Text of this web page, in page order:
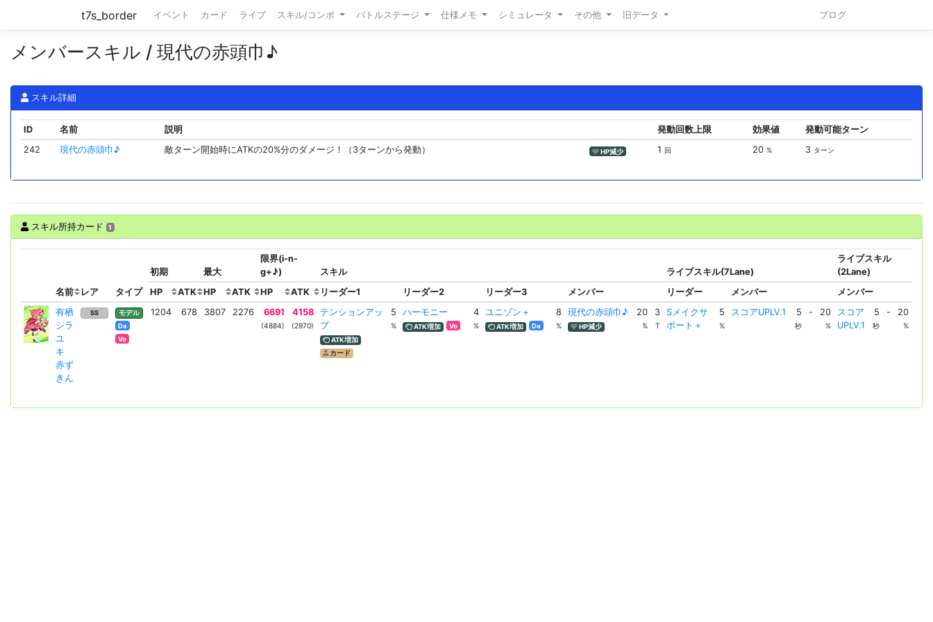
t7s_border イベント カード ライブ スキル/コンボ バトルステージ 仕様メモ シミュレータ その他 旧データ ブログ
メンバースキル / 現代の赤頭巾♪
スキル詳細
ID 名前 説明 発動回数上限 効果値
発動可能ターン
242
現代の赤頭巾♪ 敵ターン開始時にATKの20%分のダメージ！（3ターンから発動） HP減少 1 回 20 % 3 ターン
スキル所持カード 1
名前 レア タイプ
初期 最大
限界(i-n-
g+♪)
スキル ライブスキル(7Lane)
ライブスキル
(2Lane)
HP
ATK HP ATK HP ATK リーダー1 リーダー2 リーダー3 メンバー リーダー メンバー
メンバー
有栖
シラ
ユ
キ
赤ず
きん
SS
モデル
Da
Vo
1204 678 3807 2276 6691
(4884)
4158
(2970)
テンションアッ
プ
ATK増加
カード
5
%
ハーモニー
ATK増加 Vo
4
%
ユニゾン＋
ATK増加 Da
8
%
現代の赤頭巾♪
HP減少
20
%
3
T
Sメイクサ
ポート＋
5
%
スコアUPLV.1 5
秒
- 20
%
スコア
UPLV.1
5
秒
- 20
%